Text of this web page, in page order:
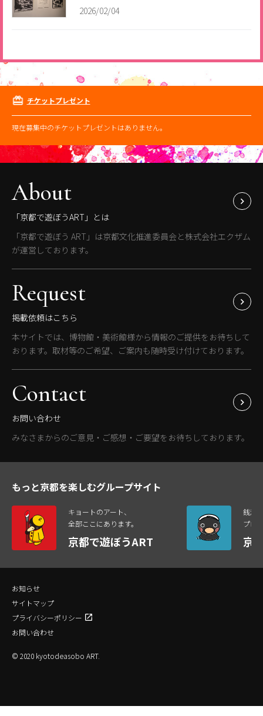
2026/02/04
チケットプレゼント
現在募集中のチケットプレゼントはありません。
About
「京都で遊ぼうART」とは
「京都で遊ぼう ART」は京都文化推進委員会と株式会社エクザム
が運営しております。
Request
掲載依頼はこちら
本サイトでは、博物館・美術館様から情報のご提供をお待ちして
おります。取材等のご希望、ご案内も随時受け付けております。
Contact
お問い合わせ
みなさまからのご意見・ご感想・ご要望をお待ちしております。
もっと京都を楽しむグループサイト
キョートのアート、
全部ここにあります。
京都で遊ぼうART
銭湯
プロ
京
お知らせ
サイトマップ
プライバシーポリシー
お問い合わせ
© 2020 kyotodeasobo ART.